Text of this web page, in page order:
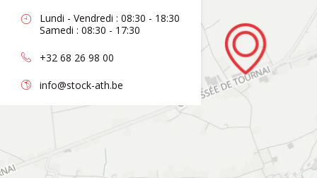
Lundi - Vendredi : 08:30 - 18:30
Samedi : 08:30 - 17:30
+32 68 26 98 00
info@stock-ath.be